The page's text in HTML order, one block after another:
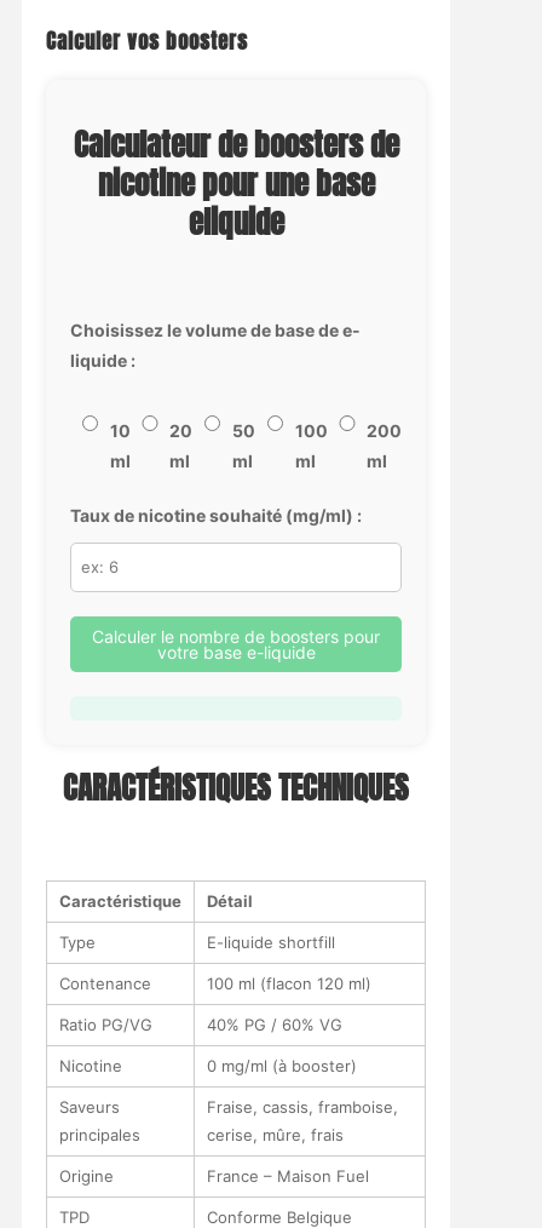
Calculer vos boosters
Calculateur de boosters de
nicotine pour une base
eliquide
Choisissez le volume de base de e-
liquide :
10
ml
20
ml
50
ml
100
ml
200
ml
Taux de nicotine souhaité (mg/ml) :
Calculer le nombre de boosters pour
votre base e-liquide
CARACTÉRISTIQUES TECHNIQUES
Caractéristique Détail
Type E-liquide shortfill
Contenance 100 ml (flacon 120 ml)
Ratio PG/VG 40% PG / 60% VG
Nicotine 0 mg/ml (à booster)
Saveurs
principales
Fraise, cassis, framboise,
cerise, mûre, frais
Origine France – Maison Fuel
TPD Conforme Belgique